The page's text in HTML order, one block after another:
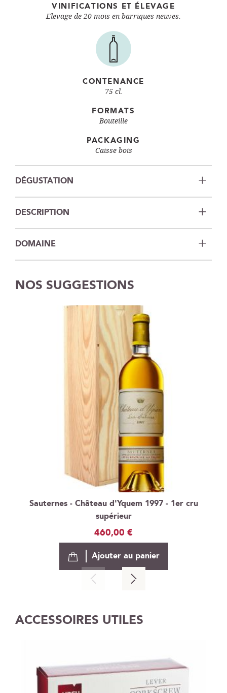
VINIFICATIONS ET ÉLEVAGE
Elevage de 20 mois en barriques neuves.
CONTENANCE
75 cl.
FORMATS
Bouteille
PACKAGING
Caisse bois
DÉGUSTATION
DESCRIPTION
DOMAINE
NOS SUGGESTIONS
Sauternes - Château d'Yquem 1997 - 1er cru
supérieur
460,00 €
Ajouter au panier
ACCESSOIRES UTILES